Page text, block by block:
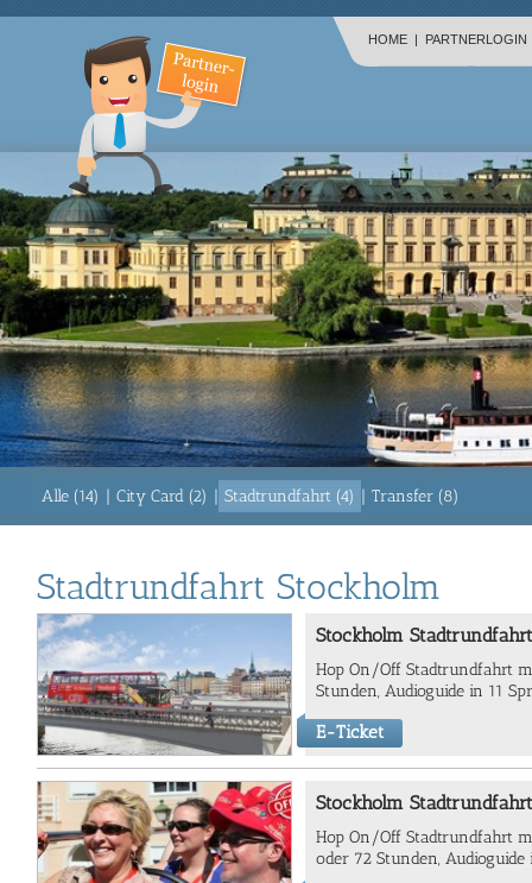
HOME | PARTNERLOGIN
Alle (14) | City Card (2) | Stadtrundfahrt (4) | Transfer (8)
Stadtrundfahrt Stockholm
Stockholm
Hop On/Off Stadtrundfahrt
Stunden, Audioguide in 11
E-Ticket
Stockholm
Hop On/Off Stadtrundfahrt
oder 72 Stunden,